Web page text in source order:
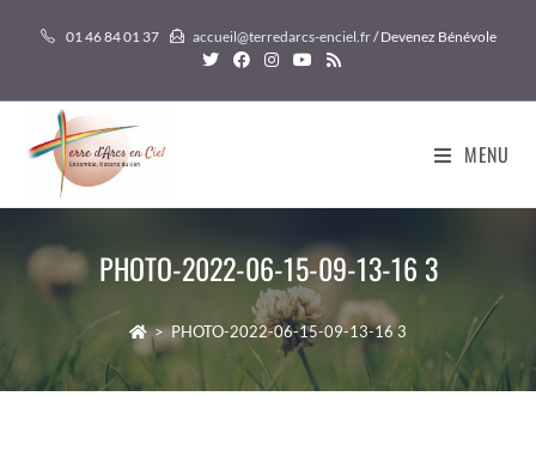
01 46 84 01 37 accueil@terredarcs-enciel.fr/ Devenez Bénévole
MENU
PHOTO-2022-06-15-09-13-16 3
> PHOTO-2022-06-15-09-13-16 3